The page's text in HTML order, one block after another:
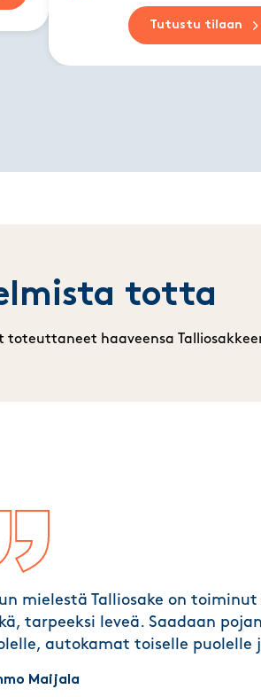
Tutustu tilaan
totta
toteuttaneet haaveensa
mielestä Talliosake on
tarpeeksi leveä. Saadaan
autokamat toiselle puolelle
Maijala